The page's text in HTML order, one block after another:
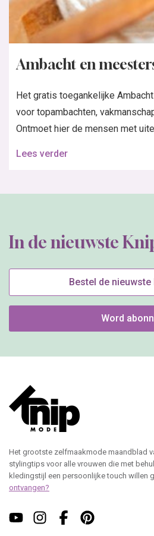
Ambacht en
Het gratis toegankelijke
voor topambachten,
Ontmoet hier de mensen met
Lees verder
In de nieuwste
Bestel de nieuwste
Word
Het grootste zelfmaakmode maandblad
stylingtips voor alle vrouwen die met
kledingstijl een persoonlijke touch willen
ontvangen?